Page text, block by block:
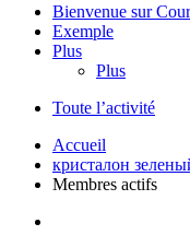
Bienvenue sur
Exemple
Plus
Plus
Toute l’activité
Accueil
кристалон
Membres actifs